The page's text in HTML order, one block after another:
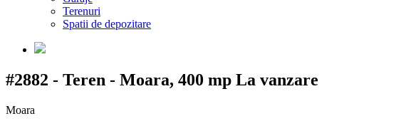
Terenuri
Spatii de depozitare
#2882 - Teren - Moara, 400 mp La vanzare
Moara